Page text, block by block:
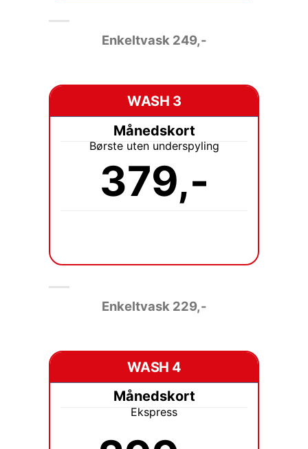
Enkeltvask 249,-
WASH 3
Månedskort
Børste uten underspyling
379,-
Enkeltvask 229,-
WASH 4
Månedskort
Ekspress